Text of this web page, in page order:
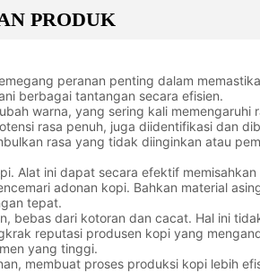
PRODUK
peranan penting dalam
berbagai tantangan secara efisien.
warna, yang sering kali memengaruhi
rasa penuh, juga diidentifikasi dan
rasa yang tidak diinginkan atau
Alat ini dapat secara efektif
adonan kopi. Bahkan material
tepat.
bebas dari kotoran dan cacat. Hal ini
reputasi produsen kopi yang
yang tinggi.
membuat proses produksi kopi lebih